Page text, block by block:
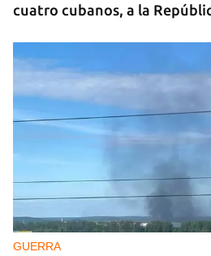
cuatro cubanos, a la
GUERRA